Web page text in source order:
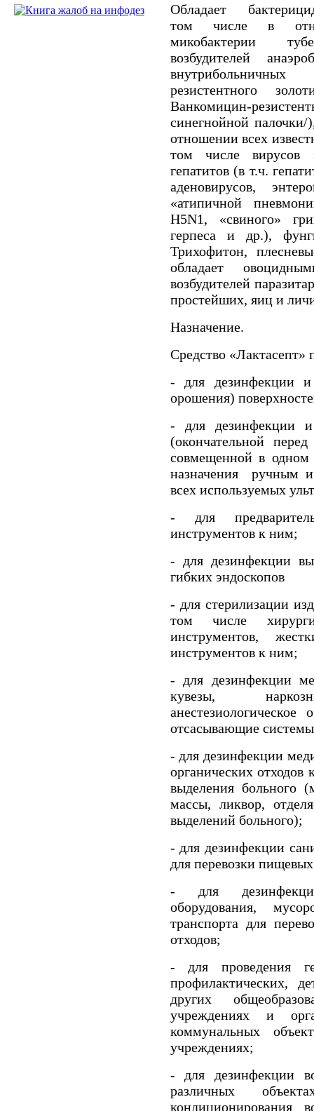
Обладает
том числе в
микобактерии
возбудителей
резистентного
Ванкомицин-
синегнойной
отношении всех
том числе вирусов
гепатитов (в т.ч.
аденовирусов,
«атипичной
H5N1, «свиного»
герпеса и др.),
Трихофитон,
обладает
возбудителей
простейших, яиц и
Назначение.
Средство «Лактасепт»
- для дезинфекции
орошения)
- для дезинфекции и
(окончательной
совмещенной в одном
назначения ручным
всех используемых
- для
инструментов к ним;
- для дезинфекции
гибких эндоскопов
- для стерилизации
том числе
инструментов,
инструментов к ним;
- для дезинфекции
кувезы,
анестезиологическое
отсасывающие
- для дезинфекции
органических
выделения больного
массы, ликвор,
выделений больного);
- для дезинфекции
для перевозки
- для
оборудования,
транспорта для
отходов;
- для проведения
профилактических,
других
учреждениях и
коммунальных
учреждениях;
- для дезинфекции
различных
кондиционирования